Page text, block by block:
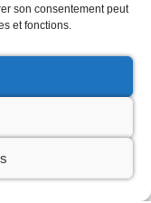
son consentement peut
et fonctions.